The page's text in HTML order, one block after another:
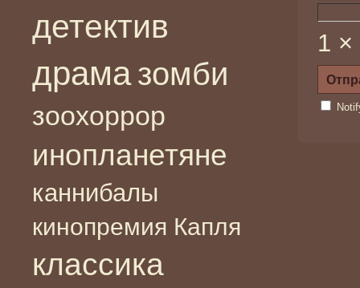
детектив
драма зомби
зоохоррор
инопланетяне
каннибалы
кинопремия Капля
классика
1